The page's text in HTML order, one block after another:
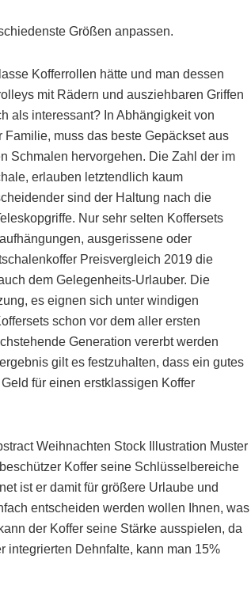
Größen anpassen.
Kofferrollen hätte und man dessen
mit Rädern und ausziehbaren Griffen
als interessant? In Abhängigkeit von
muss das beste Gepäckset aus
Schmalen hervorgehen. Die Zahl der im
erlauben letztendlich kaum
sind der Haltung nach die
Nur sehr selten Koffersets
ausgerissene oder
Preisvergleich 2019 die
dem Gelegenheits-Urlauber. Die
es eignen sich unter windigen
schon vor dem aller ersten
Generation vererbt werden
gilt es festzuhalten, dass ein gutes
für einen erstklassigen Koffer
Weihnachten Stock Illustration Muster
Koffer seine Schlüsselbereiche
ist er damit für größere Urlaube und
entscheiden werden wollen Ihnen, was
der Koffer seine Stärke ausspielen, da
integrierten Dehnfalte, kann man 15%